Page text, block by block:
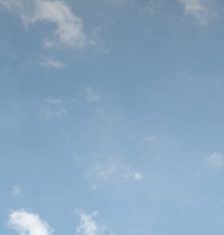
最澄とは（デジタルパンフ